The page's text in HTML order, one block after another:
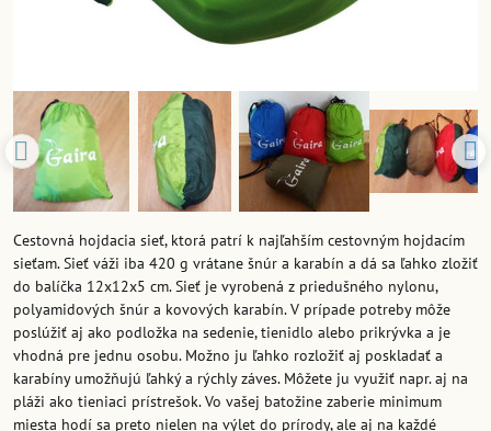
Cestovná hojdacia sieť, ktorá patrí k najľahším cestovným hojdacím
sieťam. Sieť váži iba 420 g vrátane šnúr a karabín a dá sa ľahko zložiť
do balíčka 12x12x5 cm. Sieť je vyrobená z priedušného nylonu,
polyamidových šnúr a kovových karabín. V prípade potreby môže
poslúžiť aj ako podložka na sedenie, tienidlo alebo prikrývka a je
vhodná pre jednu osobu. Možno ju ľahko rozložiť aj poskladať a
karabíny umožňujú ľahký a rýchly záves. Môžete ju využiť napr. aj na
pláži ako tieniaci prístrešok. Vo vašej batožine zaberie minimum
miesta hodí sa preto nielen na výlet do prírody, ale aj na každé